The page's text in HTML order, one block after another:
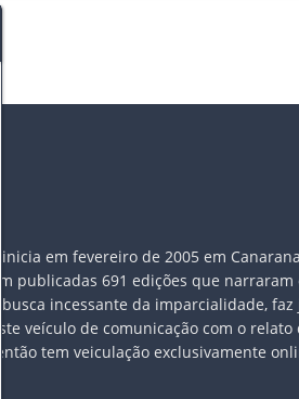
inicia em fevereiro de 2005 em
publicadas 691 edições que
busca incessante da imparcialidade,
veículo de comunicação com o
tem veiculação exclusivamente